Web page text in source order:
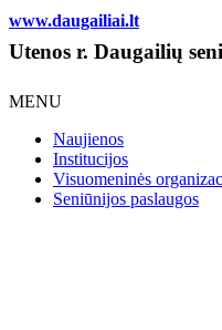
www.daugailiai.lt
Utenos r. Daugailių
MENU
Naujienos
Institucijos
Visuomeninės
Seniūnijos paslaugos